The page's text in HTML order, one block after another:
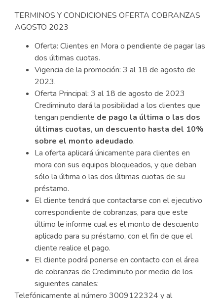
TERMINOS Y CONDICIONES OFERTA COBRANZAS
AGOSTO 2023
Oferta: Clientes en Mora o pendiente de pagar las
dos últimas cuotas.
Vigencia de la promoción: 3 al 18 de agosto de
2023.
Oferta Principal: 3 al 18 de agosto de 2023
Crediminuto dará la posibilidad a los clientes que
tengan pendiente de pago la última o las dos
últimas cuotas, un descuento hasta del 10%
sobre el monto adeudado.
La oferta aplicará únicamente para clientes en
mora con sus equipos bloqueados, y que deban
sólo la última o las dos últimas cuotas de su
préstamo.
El cliente tendrá que contactarse con el ejecutivo
correspondiente de cobranzas, para que este
último le informe cual es el monto de descuento
aplicado para su préstamo, con el fin de que el
cliente realice el pago.
El cliente podrá ponerse en contacto con el área
de cobranzas de Crediminuto por medio de los
siguientes canales:
Telefónicamente al número 3009122324 y al